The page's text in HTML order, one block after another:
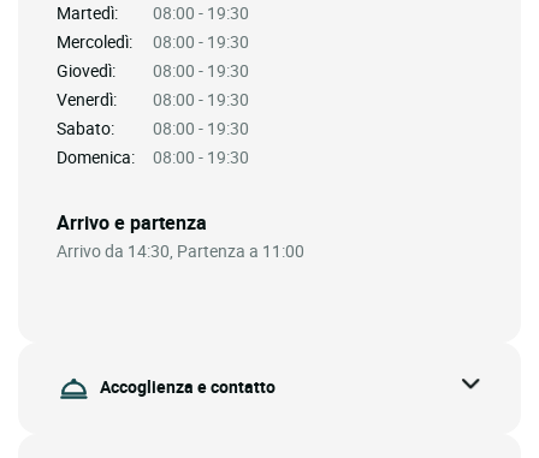
Martedì:
08:00 - 19:30
Mercoledì:
08:00 - 19:30
Giovedì:
08:00 - 19:30
Venerdì:
08:00 - 19:30
Sabato:
08:00 - 19:30
Domenica:
08:00 - 19:30
Arrivo e partenza
Arrivo da 14:30, Partenza a 11:00
Accoglienza e contatto